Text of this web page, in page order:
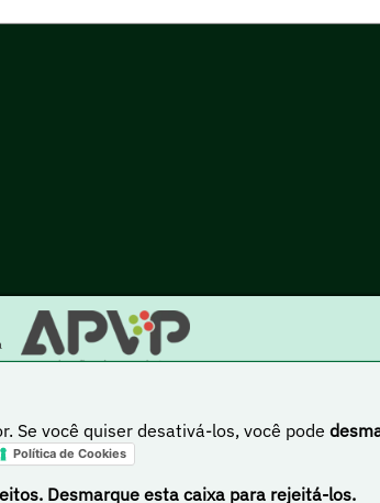
Se você quiser desativá-los, você pode
Política de Cookies
Desmarque esta caixa para rejeitá-los.
Atribuição-NãoComercial-PartilhaIgual 4.0 Internacional